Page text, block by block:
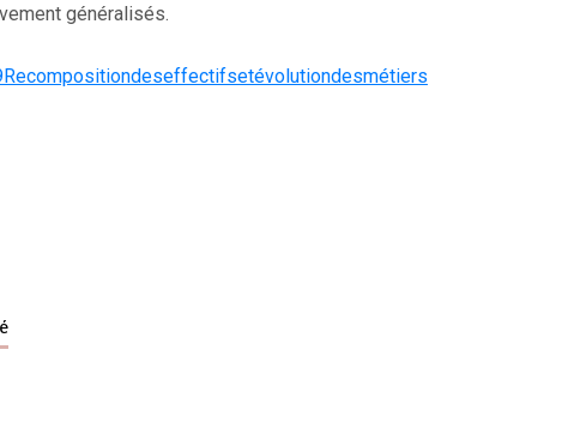
généralisés.